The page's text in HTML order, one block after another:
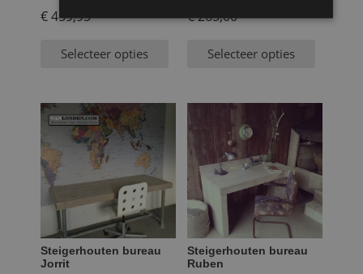
€459,95
Selecteer opties
€265,00
Selecteer opties
Steigerhouten bureau
Jorrit
Steigerhouten bureau
Ruben